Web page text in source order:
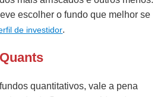
escolher o fundo que melhor se
de investidor.
quantitativos, vale a pena